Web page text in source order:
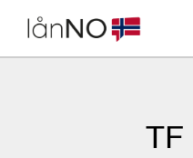
content